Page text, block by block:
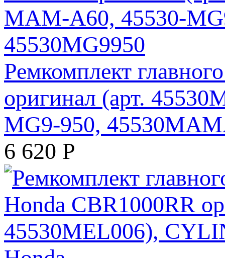
Ремкомплект
оригинал (арт.
MG9-950,
6 620 Р